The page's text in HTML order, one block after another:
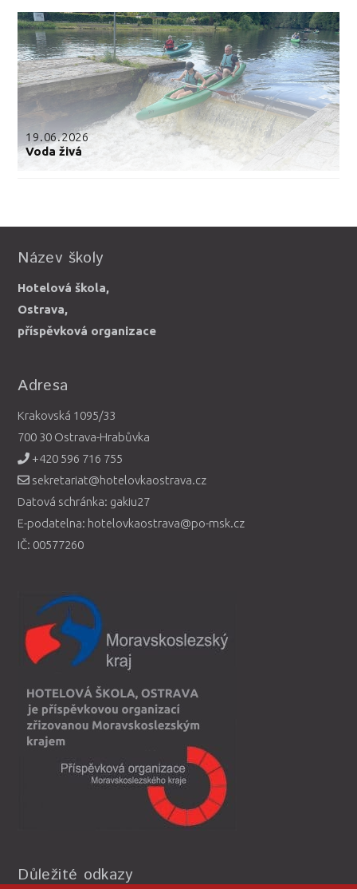
19.06.2026
Voda živá
Název školy
Hotelová škola,
Ostrava,
příspěvková organizace
Adresa
Krakovská 1095/33
700 30 Ostrava-Hrabůvka
+420 596 716 755
sekretariat@hotelovkaostrava.cz
Datová schránka: gakiu27
E-podatelna: hotelovkaostrava@po-msk.cz
IČ: 00577260
Důležité odkazy